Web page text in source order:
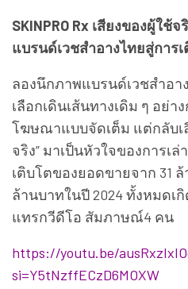
SKINPRO Rx เสียงของผู้ใช้
แบรนด์เวชสำอางไทยสู่การ
ลองนึกภาพแบรนด์เวชสำอ
เลือกเดินเส้นทางเดิม ๆ อย่า
โฆษณาแบบจัดเต็ม แต่กลับเ
จริง” มาเป็นหัวใจของการเ
เติบโตของยอดขายจาก 31 ล้
ล้านบาทในปี 2024 ทั้งหมดเ
แทรกวีดีโอ สัมภาษณ์4 คน
https://youtu.be/
si=Y5tNzffECzD6MOXW